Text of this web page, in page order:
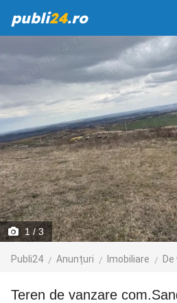
publi24.ro
1 / 3
Publi24 Anunțuri Imobiliare
Teren de vanzare com.Sandulesti in apropiere